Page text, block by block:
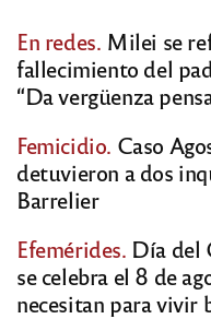
En redes. Milei se
fallecimiento del
“Da vergüenza
Femicidio. Caso
detuvieron a dos
Barrelier
Efemérides. Día del
se celebra el 8 de
necesitan para vivir